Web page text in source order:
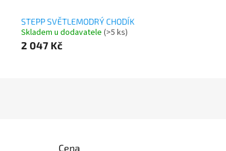
STEPP SVĚTLEMODRÝ CHODÍK
Skladem u dodavatele(>5 ks)
2 047 Kč
Cena